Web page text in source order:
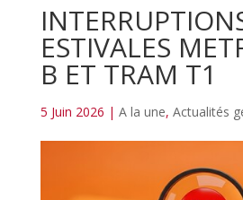
ESTIVALES
B ET TRAM T1
5 Juin 2026 | A la une, Actualités